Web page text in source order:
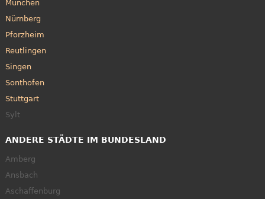
München
Nürnberg
Pforzheim
Reutlingen
Singen
Sonthofen
Stuttgart
Sylt
ANDERE STÄDTE IM BUNDESLAND
Amberg
Ansbach
Aschaffenburg